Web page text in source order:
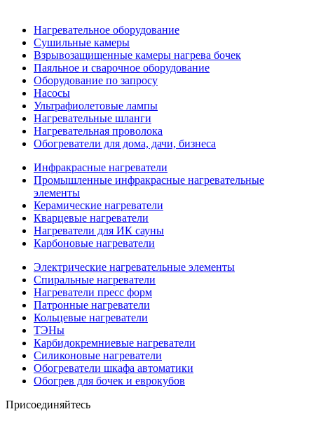
Нагревательное оборудование
Сушильные камеры
Взрывозащищенные камеры нагрева бочек
Паяльное и сварочное оборудование
Оборудование по запросу
Насосы
Ультрафиолетовые лампы
Нагревательные шланги
Нагревательная проволока
Обогреватели для дома, дачи, бизнеса
Инфракрасные нагреватели
Промышленные инфракрасные нагревательные
элементы
Керамические нагреватели
Кварцевые нагреватели
Нагреватели для ИК сауны
Карбоновые нагреватели
Электрические нагревательные элементы
Спиральные нагреватели
Нагреватели пресс форм
Патронные нагреватели
Кольцевые нагреватели
ТЭНы
Карбидокремниевые нагреватели
Силиконовые нагреватели
Обогреватели шкафа автоматики
Обогрев для бочек и еврокубов
Присоединяйтесь